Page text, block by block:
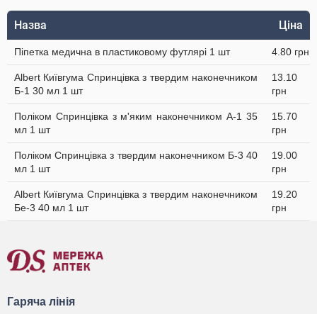
Назва Ціна
Піпетка медична в пластиковому футлярі 1 шт 4.80 грн
Albert Київгума Спринцівка з твердим наконечником
Б-1 30 мл 1 шт
13.10
грн
Поліком Спринцівка з м'яким наконечником А-1 35
мл 1 шт
15.70
грн
Поліком Спринцівка з твердим наконечником Б-3 40
мл 1 шт
19.00
грн
Albert Київгума Спринцівка з твердим наконечником
Бе-3 40 мл 1 шт
19.20
грн
Гаряча лінія